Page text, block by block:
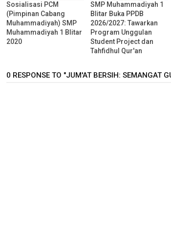
Sosialisasi PCM
(Pimpinan Cabang
Muhammadiyah) SMP
Muhammadiyah 1 Blitar
2020
SMP Muhammadiyah 1
Blitar Buka PPDB
2026/2027: Tawarkan
Program Unggulan
Student Project dan
Tahfidhul Qur'an
0 RESPONSE TO "JUM'AT BERSIH: SEMANGAT